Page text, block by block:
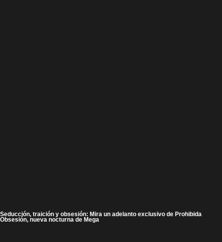
Seducción, traición y obsesión: Mira un adelanto exclusivo de Prohibida
Obsesión, nueva nocturna de Mega